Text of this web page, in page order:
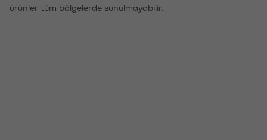
ürünler tüm bölgelerde sunulmayabilir.